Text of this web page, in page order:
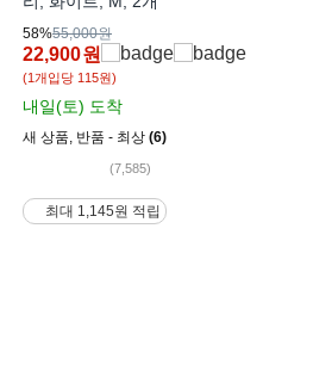
58%55,000원
22,900원
(1개입당 115원)
내일(토) 도착
새 상품 반품 - 최상 (6)
(7,585)
최대 1,145원 적립